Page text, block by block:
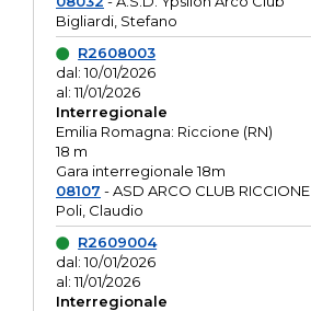
Bigliardi, Stefano
R2608003
dal: 10/01/2026
al: 11/01/2026
Interregionale
Emilia Romagna: Riccione (RN)
18 m
Gara interregionale 18m
08107 - ASD ARCO CLUB RICCIONE
Poli, Claudio
R2609004
dal: 10/01/2026
al: 11/01/2026
Interregionale